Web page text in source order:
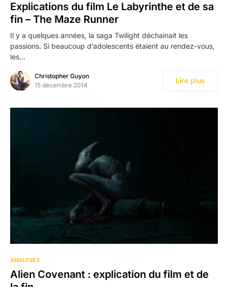
Explications du film Le Labyrinthe et de sa
fin – The Maze Runner
Il y a quelques années, la saga Twilight déchainait les
passions. Si beaucoup d’adolescents étaient au rendez-vous,
les…
Christopher Guyon
15 décembre 2014
Lire plus
ANALYSES
Alien Covenant : explication du film et de